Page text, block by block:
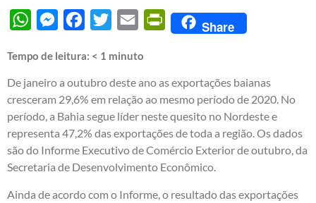
WhatsAppMessengerFacebook
Twitter Email PrintFriendly
Share
Tempo de leitura: < 1 minuto
De janeiro a outubro deste ano as exportações baianas
cresceram 29,6% em relação ao mesmo período de 2020. No
período, a Bahia segue líder neste quesito no Nordeste e
representa 47,2% das exportações de toda a região. Os dados
são do Informe Executivo de Comércio Exterior de outubro, da
Secretaria de Desenvolvimento Econômico.
Ainda de acordo com o Informe, o resultado das exportações